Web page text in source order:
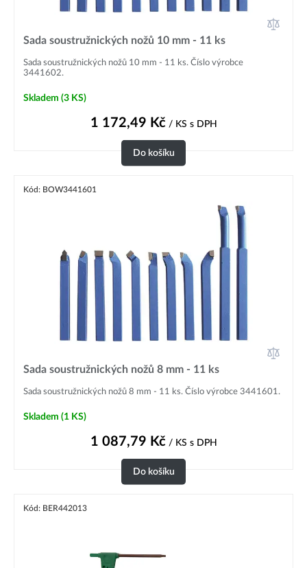
Sada soustružnických nožů 10 mm - 11 ks
Sada soustružnických nožů 10 mm - 11 ks. Číslo výrobce
3441602.
Skladem (3 KS)
1 172,49 Kč/ KS s DPH
Do košíku
Kód: BOW3441601
Sada soustružnických nožů 8 mm - 11 ks
Sada soustružnických nožů 8 mm - 11 ks. Číslo výrobce 3441601.
Skladem (1 KS)
1 087,79 Kč/ KS s DPH
Do košíku
Kód: BER442013